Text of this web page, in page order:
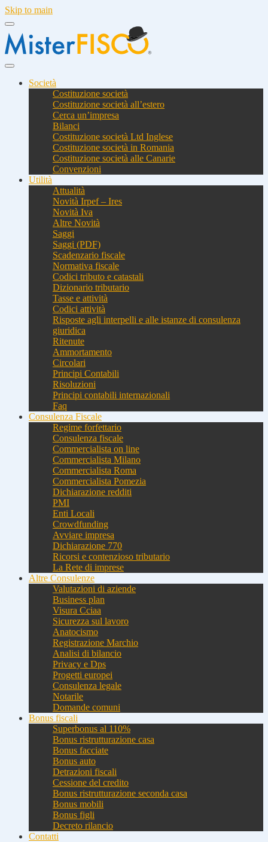
Skip to main
Società
Costituzione società
Costituzione società all’estero
Cerca un’impresa
Bilanci
Costituzione società Ltd Inglese
Costituzione società in Romania
Costituzione società alle Canarie
Convenzioni
Utilità
Attualità
Novità Irpef – Ires
Novità Iva
Altre Novità
Saggi
Saggi (PDF)
Scadenzario fiscale
Normativa fiscale
Codici tributo e catastali
Dizionario tributario
Tasse e attività
Codici attività
Risposte agli interpelli e alle istanze di consulenza
giuridica
Ritenute
Ammortamento
Circolari
Principi Contabili
Risoluzioni
Principi contabili internazionali
Faq
Consulenza Fiscale
Regime forfettario
Consulenza fiscale
Commercialista on line
Commercialista Milano
Commercialista Roma
Commercialista Pomezia
Dichiarazione redditi
PMI
Enti Locali
Crowdfunding
Avviare impresa
Dichiarazione 770
Ricorsi e contenzioso tributario
La Rete di imprese
Altre Consulenze
Valutazioni di aziende
Business plan
Visura Cciaa
Sicurezza sul lavoro
Anatocismo
Registrazione Marchio
Analisi di bilancio
Privacy e Dps
Progetti europei
Consulenza legale
Notarile
Domande comuni
Bonus fiscali
Superbonus al 110%
Bonus ristrutturazione casa
Bonus facciate
Bonus auto
Detrazioni fiscali
Cessione del credito
Bonus ristrutturazione seconda casa
Bonus mobili
Bonus figli
Decreto rilancio
Contatti